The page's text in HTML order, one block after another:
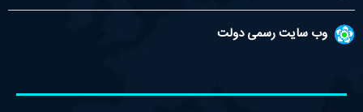
وب سایت رسمی دولت